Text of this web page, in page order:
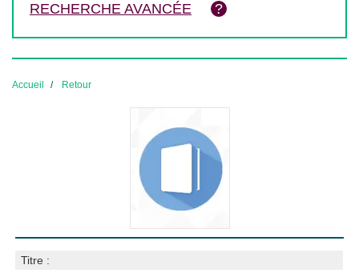
RECHERCHE AVANCÉE
Accueil Retour
Titre :